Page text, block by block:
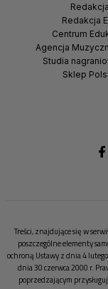
Redakcja
Centrum
Agencja
Studia
Sklep
Treści, znajdujące się w
poszczególne elementy
ochroną Ustawy z dnia 4
dnia 30 czerwca 2000 r.
poprzedzającym